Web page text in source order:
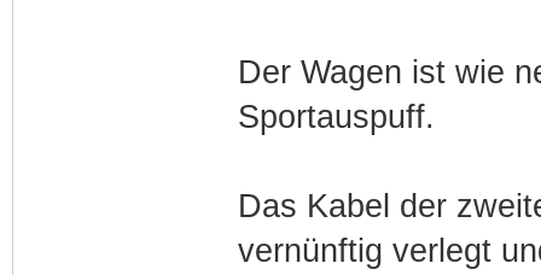
Der Wagen ist wie
Sportauspuff.
Das Kabel der
vernünftig verlegt